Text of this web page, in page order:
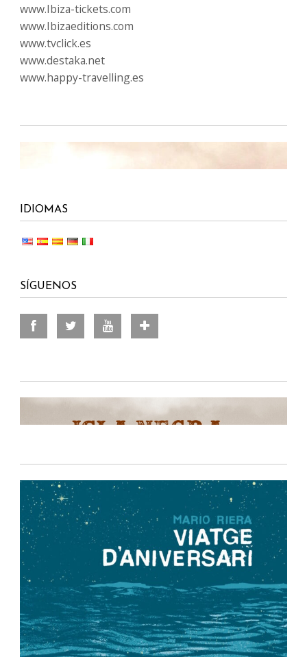
www.Ibiza-tickets.com
www.Ibizaeditions.com
www.tvclick.es
www.destaka.net
www.happy-travelling.es
IDIOMAS
SÍGUENOS